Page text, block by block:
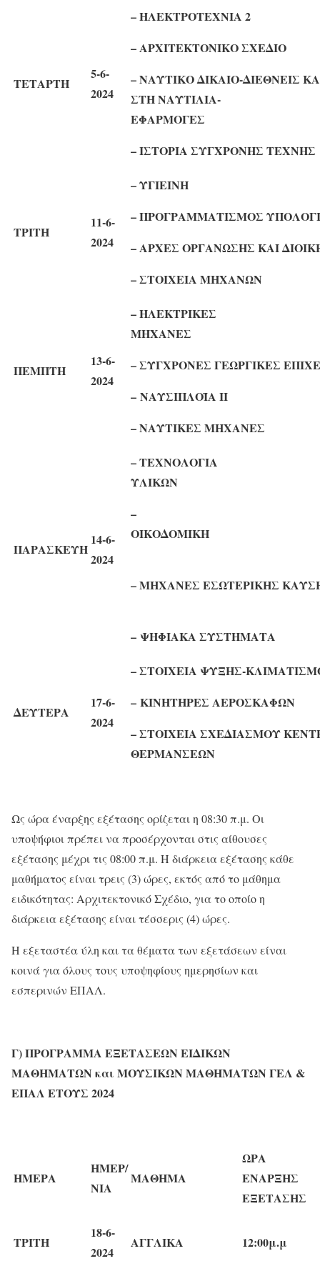
ΤΕΤΑΡΤΗ
5-6-
2024
–
– ΑΡΧΙΤΕΚΤΟΝΙΚΟ
– ΝΑΥΤΙΚΟ ΔΙΚΑΙΟ-ΔΙΕΘΝΕΙΣ
ΣΤΗ ΝΑΥΤΙΛΙΑ-
– ΙΣΤΟΡΙΑ
ΤΡΙΤΗ
11-6-
2024
–
– ΠΡΟΓΡΑΜΜΑΤΙΣΜΟΣ
– ΑΡΧΕΣ ΟΡΓΑΝΩΣΗΣ ΚΑΙ
– ΣΤΟΙΧΕΙΑ ΜΗΧΑΝΩΝ
ΠΕΜΠΤΗ
13-6-
2024
– ΗΛΕΚΤΡΙΚΕΣ
ΜΗΧΑΝΕΣ
– ΣΥΓΧΡΟΝΕΣ ΓΕΩΡΓΙΚΕΣ
–
– ΝΑΥΤΙΚΕΣ
ΠΑΡΑΣΚΕΥΗ
14-6-
2024
– ΤΕΧΝΟΛΟΓΙΑ
–
– ΜΗΧΑΝΕΣ ΕΣΩΤΕΡΙΚΗΣ
– ΨΗΦΙΑΚΑ ΣΥΣΤΗΜΑΤΑ
ΔΕΥΤΕΡΑ
17-6-
2024
– ΣΤΟΙΧΕΙΑ ΨΥΞΗΣ-
– ΚΙΝΗΤΗΡΕΣ
– ΣΤΟΙΧΕΙΑ ΣΧΕΔΙΑΣΜΟΥ
ΘΕΡΜΑΝΣΕΩΝ
Ως ώρα έναρξης εξέτασης ορίζεται η 08:30 π.μ. Οι
υποψήφιοι πρέπει να προσέρχονται στις αίθουσες
εξέτασης μέχρι τις 08:00 π.μ. Η διάρκεια εξέτασης κάθε
μαθήματος είναι τρεις (3) ώρες, εκτός από το μάθημα
ειδικότητας: Αρχιτεκτονικό Σχέδιο, για το οποίο η
διάρκεια εξέτασης είναι τέσσερις (4) ώρες.
Η εξεταστέα ύλη και τα θέματα των εξετάσεων είναι
κοινά για όλους τους υποψηφίους ημερησίων και
εσπερινών ΕΠΑΛ.
Γ) ΠΡΟΓΡΑΜΜΑ ΕΞΕΤΑΣΕΩΝ ΕΙΔΙΚΩΝ
ΜΑΘΗΜΑΤΩΝ και ΜΟΥΣΙΚΩΝ ΜΑΘΗΜΑΤΩΝ ΓΕΛ &
ΕΠΑΛ ΕΤΟΥΣ 2024
ΗΜΕΡΑ
ΗΜΕΡ/
ΝΙΑ
ΜΑΘΗΜΑ
ΩΡΑ
ΕΝΑΡΞΗΣ
ΕΞΕΤΑΣΗΣ
ΤΡΙΤΗ
18-6-
2024
ΑΓΓΛΙΚΑ 12:00μ.μ